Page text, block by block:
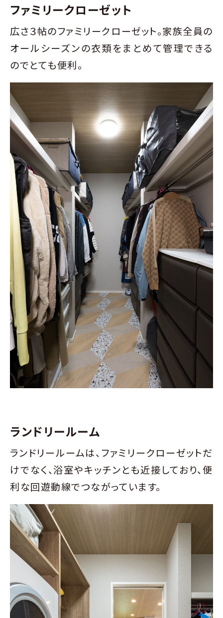
ファミリークローゼット
広さ３帖のファミリークローゼット。家族全員の
オールシーズンの衣類をまとめて管理できる
のでとても便利。
ランドリールーム
ランドリールームは、ファミリークローゼットだ
けでなく、浴室やキッチンとも近接しており、便
利な回遊動線でつながっています。